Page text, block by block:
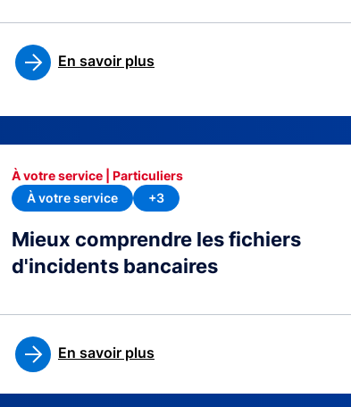
En savoir plus
Mieux comprendre les fichiers
d'incidents bancaires
À votre service | Particuliers
À votre service
+3
En savoir plus